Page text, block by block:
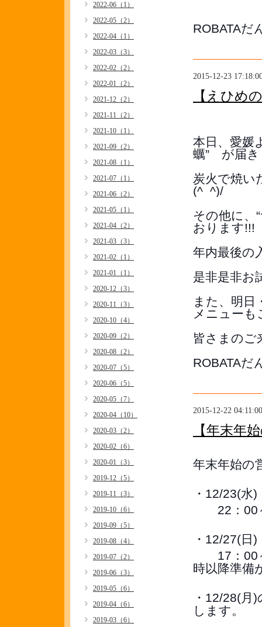
ROBATAだ
2015-12-23
【えひめ
本日、愛媛
蠣”　が届
炭火で焼い
(^_^)/
その他に、
おります!!!
年内最後の
是非是非お
また、明日
メニューも
皆さまのご
ROBATAだ
2015-12-22 04:11:00
【年末年
年末年始の
・12/23(水)
22：00
・12/27(日)
17：00～
時以降準備
・12/28(月
します。
2022-06（1）
2022-05（2）
2022-04（1）
2022-03（3）
2022-02（2）
2022-01（2）
2021-12（2）
2021-11（2）
2021-10（1）
2021-09（2）
2021-08（1）
2021-07（1）
2021-06（2）
2021-05（1）
2021-04（2）
2021-03（3）
2021-02（1）
2021-01（1）
2020-12（3）
2020-11（3）
2020-10（4）
2020-09（2）
2020-08（2）
2020-07（5）
2020-06（5）
2020-05（7）
2020-04（10）
2020-03（2）
2020-02（6）
2020-01（3）
2019-12（5）
2019-11（3）
2019-10（6）
2019-09（5）
2019-08（4）
2019-07（2）
2019-06（3）
2019-05（6）
2019-04（6）
2019-03（6）